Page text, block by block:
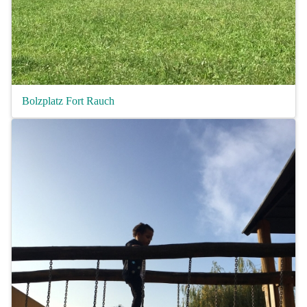
Bolzplatz Fort Rauch